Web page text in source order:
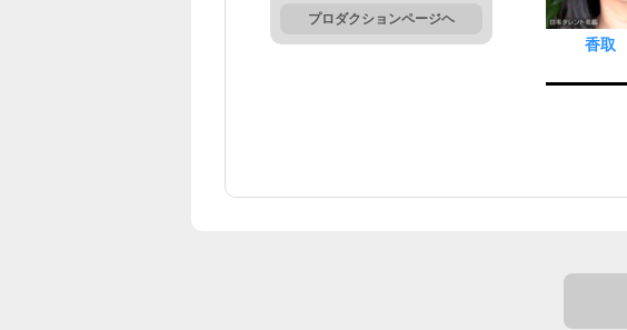
プロダクションページヘ
香取